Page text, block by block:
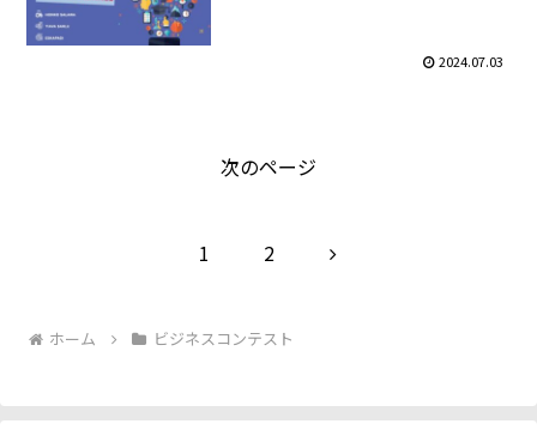
2024.07.03
次のページ
1 2
次
ホーム ビジネスコンテスト